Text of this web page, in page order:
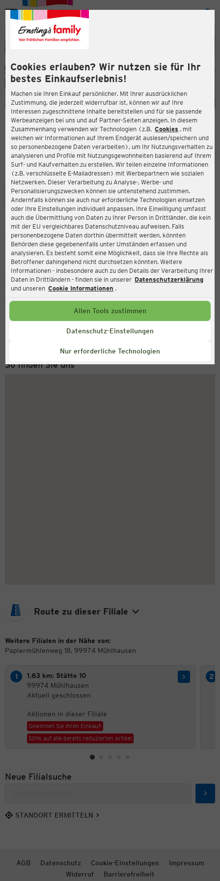
Cookies erlauben? Wir nutzen sie für Ihr
bestes Einkaufserlebnis!
Machen sie Ihren Einkauf persönlicher. Mit Ihrer ausdrücklichen
Zustimmung, die jederzeit widerrufbar ist, können wir auf Ihre
Interessen zugeschnittene Inhalte bereitstellen und für sie passende
Werbeanzeigen bei uns und auf Partner-Seiten anzeigen. In diesem
Zusammenhang verwenden wir Technologien (z.B. Cookies , mit
welchen wir Informationen auf Ihrem Endgerät auslesen/speichern und
so personenbezogene Daten verarbeiten), um Ihr Nutzungsverhalten zu
analysieren und Profile mit Nutzungsgewohnheiten basierend auf Ihrem
Surf- und Kaufverhalten zu erstellen. Wir teilen einzelne Informationen
(z.B. verschlüsselte E-Mailadressen) mit Werbepartnern wie sozialen
Netzwerken. Dieser Verarbeitung zu Analyse-, Werbe- und
Personalisierungszwecken können sie untenstehend zustimmen.
Andernfalls können sie auch nur erforderliche Technologien einsetzen
oder Ihre Einstellungen individuell anpassen. Ihre Einwilligung umfasst
auch die Übermittlung von Daten zu Ihrer Person in Drittländer, die kein
mit der EU vergleichbares Datenschutzniveau aufweisen. Falls
personenbezogene Daten dorthin übermittelt werden, könnten
Behörden diese gegebenenfalls unter Umständen erfassen und
analysieren. Es besteht somit eine Möglichkeit, dass sie Ihre Rechte als
Betroffener dahingehend nicht durchsetzen könnten. Weitere
Informationen - insbesondere auch zu den Details der Verarbeitung Ihrer
Daten in Drittländern - finden sie in unserer Datenschutzerklärung
und unseren Cookie Informationen .
Allen Tools zustimmen
Datenschutz-Einstellungen
Nur erforderliche Technologien
Menü
ERNSTING'S FAMILY FILIALE
Papiermühlenweg 18
99974 Mühlhausen
4,5
Bewertung:
STANDORT SERVICES SORTIMENT AKTIONEN
Ernsting's family
Papiermühlenweg 18, 99974 Mühlhausen
Aktuell:
Geschlossen
Service Hotline
+43 (0) 1 2675 502
So finden Sie uns
Route zu dieser Filiale
Weitere Filialen in der Nähe von:
Papiermühlenweg 18, 99974 Mühlhausen
1.63 km: Stätte 10
99974 Mühlhausen
Aktuell geschlossen
Aktionen in dieser Filiale
Gewinnen Sie Ihren Einkauf!
50% auf alle bereits reduzierten Artikel
Neue Filialsuche
STANDORT ERMITTELN
AGB Datenschutz Cookie-Einstellungen
Impressum
Widerruf
Barrierefreiheit